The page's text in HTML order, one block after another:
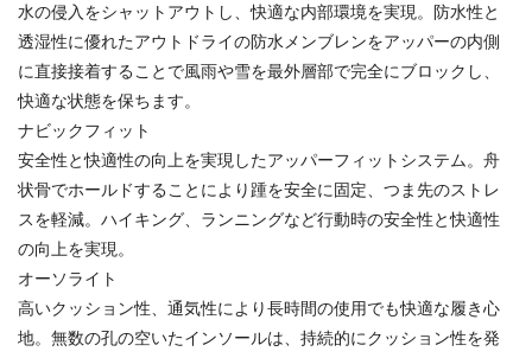
水の侵入をシャットアウトし、快適な内部環境を実現。防水性と
透湿性に優れたアウトドライの防水メンブレンをアッパーの内側
に直接接着することで風雨や雪を最外層部で完全にブロックし、
快適な状態を保ちます。
ナビックフィット
安全性と快適性の向上を実現したアッパーフィットシステム。舟
状骨でホールドすることにより踵を安全に固定、つま先のストレ
スを軽減。ハイキング、ランニングなど行動時の安全性と快適性
の向上を実現。
オーソライト
高いクッション性、通気性により長時間の使用でも快適な履き心
地。無数の孔の空いたインソールは、持続的にクッション性を発